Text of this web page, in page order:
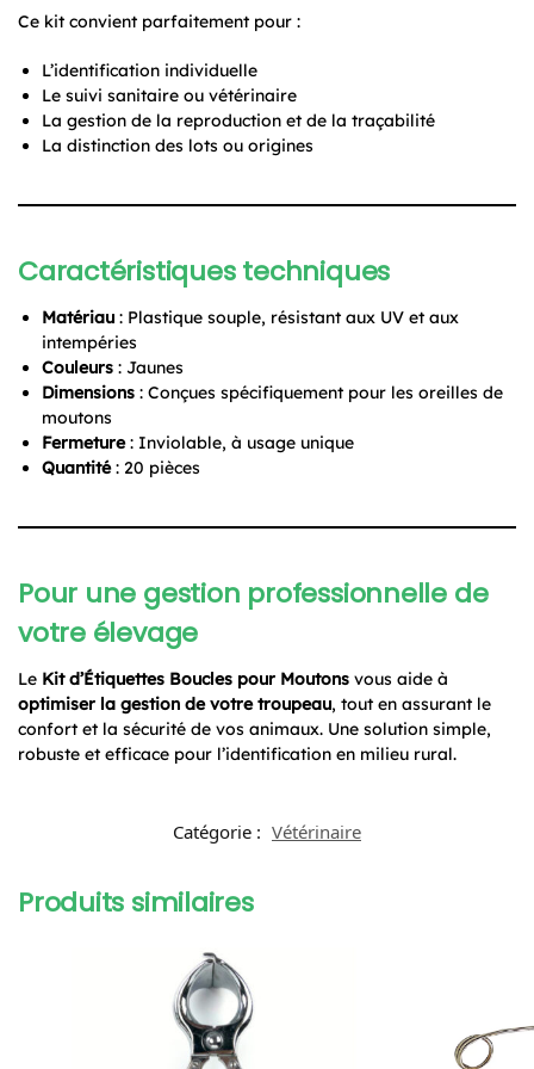
Ce kit convient parfaitement pour :
L’identification individuelle
Le suivi sanitaire ou vétérinaire
La gestion de la reproduction et de la traçabilité
La distinction des lots ou origines
Caractéristiques techniques
Matériau : Plastique souple, résistant aux UV et aux
intempéries
Couleurs : Jaunes
Dimensions : Conçues spécifiquement pour les oreilles de
moutons
Fermeture: Inviolable, à usage unique
Quantité: 20 pièces
Pour une gestion professionnelle de
votre élevage
Le Kit d’Étiquettes Boucles pour Moutons vous aide à
optimiser la gestion de votre troupeau, tout en assurant le
confort et la sécurité de vos animaux. Une solution simple,
robuste et efficace pour l’identification en milieu rural.
Catégorie : Vétérinaire
Produits similaires